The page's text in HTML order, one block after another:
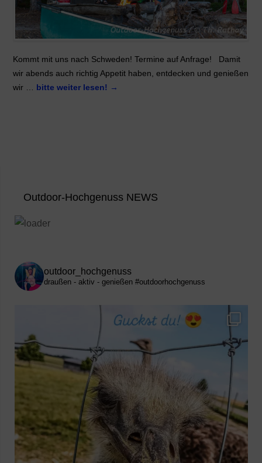
Kommt mit uns nach Schweden! Termine auf Anfrage! Damit
wir abends auch richtig Appetit haben, entdecken und genießen
wir … bitte weiter lesen! →
Outdoor-Hochgenuss NEWS
outdoor_hochgenuss
draußen - aktiv - genießen #outdoorhochgenuss